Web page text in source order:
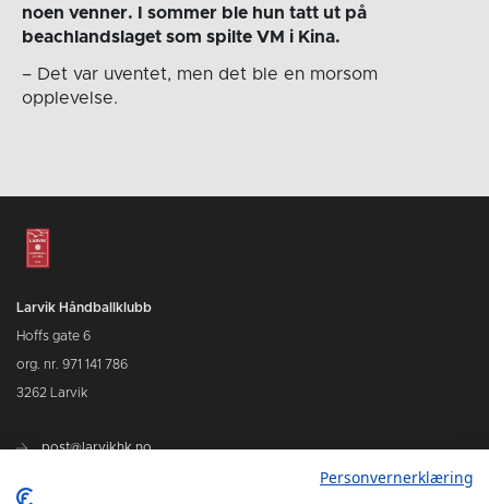
noen venner. I sommer ble hun tatt ut på
beachlandslaget som spilte VM i Kina.
– Det var uventet, men det ble en morsom
opplevelse.
Larvik Håndballklubb
Hoffs gate 6
org. nr. 971 141 786
3262 Larvik
post@larvikhk.no
Personvernerklæring